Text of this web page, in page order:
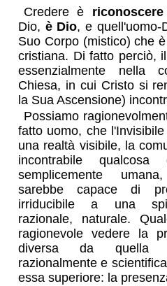
Credere è
Dio, è Dio, e quell'uomo-
Suo Corpo (mistico) che
cristiana. Di fatto perciò,
essenzialmente nella
Chiesa, in cui Cristo si
la Sua Ascensione)
Possiamo
fatto uomo, che
una realtà visibile, la
incontrabile
semplicemente
sarebbe capace di
irriducibile a una
razionale, naturale.
ragionevole vedere la
diversa da quella
razionalmente e
essa superiore: la